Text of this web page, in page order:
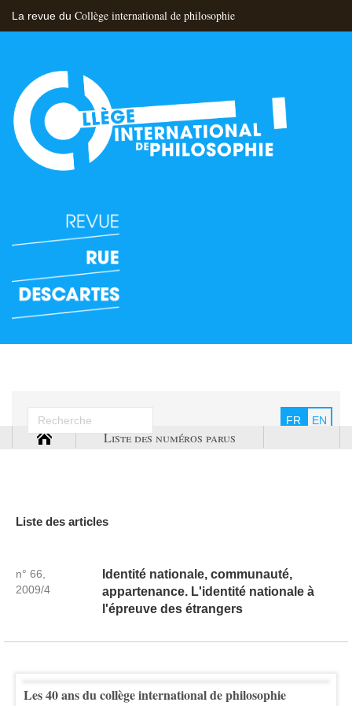
La revue du Collège international de philosophie
FR EN
Liste des numéros parus
Liste des articles
n° 66,
2009/4
Identité nationale, communauté,
appartenance. L'identité nationale à
l'épreuve des étrangers
Les 40 ans du collège international de philosophie